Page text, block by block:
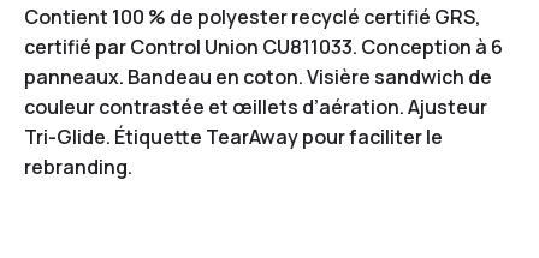
Contient 100 % de polyester recyclé certifié GRS,
certifié par Control Union CU811033. Conception à 6
panneaux. Bandeau en coton. Visière sandwich de
couleur contrastée et œillets d’aération. Ajusteur
Tri-Glide. Étiquette TearAway pour faciliter le
rebranding.